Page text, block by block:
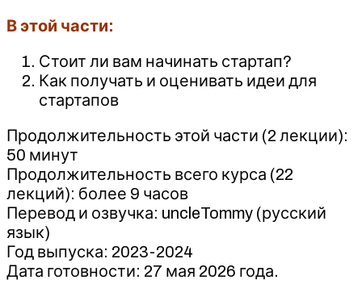
В этой части:
Стоит ли вам начинать стартап?
Как получать и оценивать идеи для
стартапов
Продолжительность этой части (2 лекции):
50 минут
Продолжительность всего курса (22
лекций): более 9 часов
Перевод и озвучка: uncleTommy (русский
язык)
Год выпуска: 2023-2024
Дата готовности: 27 мая 2026 года.